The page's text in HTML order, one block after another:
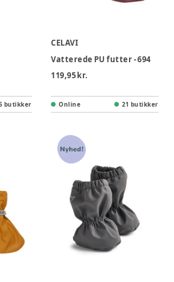
butikker
CELAVI
Vatterede PU futter - 694
119,95 kr.
Online 21 butikker